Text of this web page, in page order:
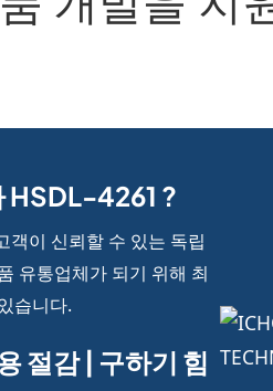
HSDL-4261 ?
객이 신뢰할 수 있는 독립
유통업체가 되기 위해 최
습니다.
절감 | 구하기 힘